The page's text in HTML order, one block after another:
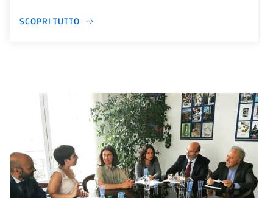
SCOPRI TUTTO